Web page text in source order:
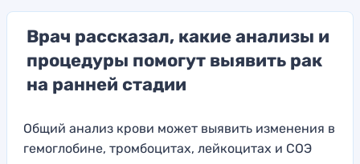
Врач рассказал, какие анализы и
процедуры помогут выявить рак
на ранней стадии
Общий анализ крови может выявить изменения в
гемоглобине, тромбоцитах, лейкоцитах и СОЭ